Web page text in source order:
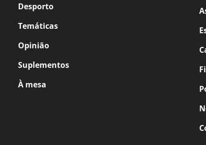
Desporto
Temáticas
Opinião
Suplementos
À mesa